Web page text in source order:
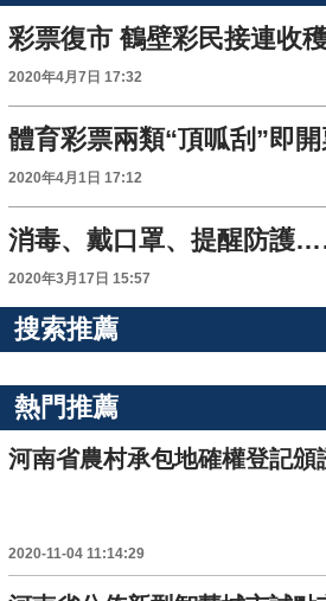
2020年4月7日 17:32
2020年4月1日 17:12
2020年3月17日 15:57
搜索推薦
熱門推薦
河南省農村承包地確權登記頒
2020-11-04 11:14:29